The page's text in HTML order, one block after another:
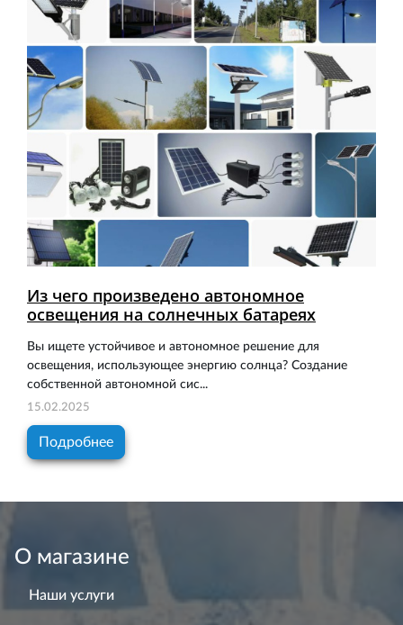
Из чего произведено автономное
освещения на солнечных батареях
Вы ищете устойчивое и автономное решение для
освещения, использующее энергию солнца? Создание
собственной автономной сис...
15.02.2025
Подробнее
О магазине
Наши услуги